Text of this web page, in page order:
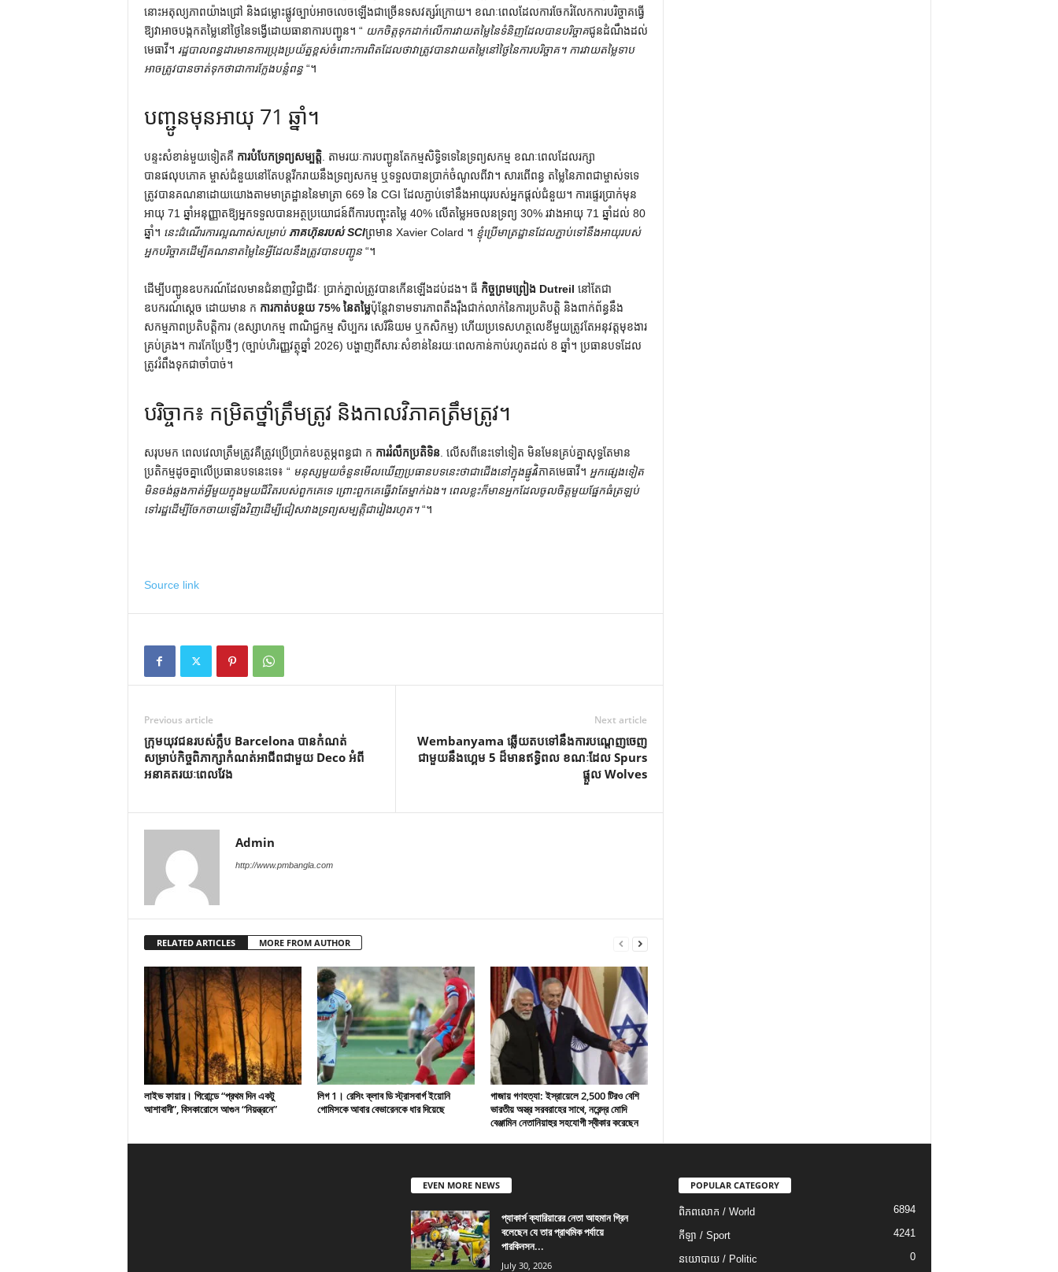
នោះអតុល្យភាពយ៉ាងជ្រៅ និងជម្លោះផ្លូវច្បាប់អាចលេចឡើងជាច្រើនទសវត្សរ៍ក្រោយ។ ខណៈ​ពេល​ដែល​ការ​ចែក​រំលែក​ការ​បរិច្ចាគ​ធ្វើ​
ឱ្យ​វា​អាច​បង្កក​តម្លៃ​នៅ​ថ្ងៃ​នៃ​ទង្វើ​ដោយ​ធានា​ការ​បញ្ជូន។ “ យកចិត្តទុកដាក់លើការវាយតម្លៃនៃទំនិញដែលបានបរិច្ចាគជូនដំណឹងដល់
មេធាវី។ រដ្ឋបាលពន្ធដារមានការប្រុងប្រយ័ត្នខ្ពស់ចំពោះការពិតដែលថាវាត្រូវបានវាយតម្លៃនៅថ្ងៃនៃការបរិច្ចាគ។ ការវាយតម្លៃទាប
អាចត្រូវបានចាត់ទុកថាជាការក្លែងបន្លំពន្ធ“។
បញ្ជូនមុនអាយុ 71 ឆ្នាំ។
បន្ទះសំខាន់មួយទៀតគឺ ការបំបែកទ្រព្យសម្បត្តិ . តាមរយៈការបញ្ជូនតែកម្មសិទ្ធិទទេនៃទ្រព្យសកម្ម ខណៈពេលដែលរក្សា
បានផលុបភោគ ម្ចាស់ជំនួយនៅតែបន្តរីករាយនឹងទ្រព្យសកម្ម ឬទទួលបានប្រាក់ចំណូលពីវា។ សារពើពន្ធ តម្លៃនៃភាពជាម្ចាស់ទទេ
ត្រូវបានគណនាដោយយោងតាមមាត្រដ្ឋាននៃមាត្រា 669 នៃ CGI ដែលភ្ជាប់ទៅនឹងអាយុរបស់អ្នកផ្តល់ជំនួយ។ ការផ្ទេរប្រាក់មុន
អាយុ 71 ឆ្នាំអនុញ្ញាតឱ្យអ្នកទទួលបានអត្ថប្រយោជន៍ពីការបញ្ចុះតម្លៃ 40% លើតម្លៃអចលនទ្រព្យ 30% រវាងអាយុ 71 ឆ្នាំដល់ 80
ឆ្នាំ។ នេះដំណើរការល្អណាស់សម្រាប់ភាគហ៊ុនរបស់ SCIព្រមាន Xavier Colard ។ ខ្ញុំប្រើមាត្រដ្ឋានដែលភ្ជាប់ទៅនឹងអាយុរបស់
អ្នកបរិច្ចាគដើម្បីគណនាតម្លៃនៃអ្វីដែលនឹងត្រូវបានបញ្ជូន“។
ដើម្បីបញ្ជូនឧបករណ៍ដែលមានជំនាញវិជ្ជាជីវៈ ប្រាក់ភ្នាល់ត្រូវបានកើនឡើងដប់ដង។ ធី កិច្ចព្រមព្រៀង Dutreil នៅតែជា
ឧបករណ៍ស្តេច ដោយមាន ក ការកាត់បន្ថយ 75% នៃតម្លៃប៉ុន្តែវាទាមទារភាពតឹងរ៉ឹងជាក់លាក់នៃការប្រតិបត្តិ និងពាក់ព័ន្ធនឹង
សកម្មភាពប្រតិបត្តិការ (ឧស្សាហកម្ម ពាណិជ្ជកម្ម សិប្បករ សេរីនិយម ឬកសិកម្ម) ហើយប្រទេសហត្ថលេខីមួយត្រូវតែអនុវត្តមុខងារ
គ្រប់គ្រង។ ការកែប្រែថ្មីៗ (ច្បាប់ហិរញ្ញវត្ថុឆ្នាំ 2026) បង្ហាញពីសារៈសំខាន់នៃរយៈពេលកាន់កាប់រហូតដល់ 8 ឆ្នាំ។ ប្រធានបទដែល
ត្រូវរំពឹងទុកជាចាំបាច់។
បរិច្ចាក៖ កម្រិតថ្នាំត្រឹមត្រូវ និងកាលវិភាគត្រឹមត្រូវ។
សរុបមក ពេលវេលាត្រឹមត្រូវគឺត្រូវប្រើប្រាក់ឧបត្ថម្ភពន្ធជា ក ការរំលឹកប្រតិទិន. លើសពីនេះទៅទៀត មិនមែនគ្រប់គ្នាសុទ្ធតែមាន
ប្រតិកម្មដូចគ្នាលើប្រធានបទនេះទេ៖ “ មនុស្សមួយចំនួនមើលឃើញប្រធានបទនេះថាជាជើងនៅក្នុងផ្នូរវិភាគមេធាវី។ អ្នក​ផ្សេង​ទៀត​
មិន​ចង់​ឆ្លង​កាត់​អ្វី​មួយ​ក្នុង​មួយ​ជីវិត​របស់​ពួក​គេ​ទេ ព្រោះ​ពួក​គេ​ធ្វើ​វា​តែ​ម្នាក់​ឯង។ ពេលខ្លះក៏មានអ្នកដែលចូលចិត្តមួយផ្នែកធំត្រឡប់
ទៅរដ្ឋដើម្បីចែកចាយឡើងវិញដើម្បីជៀសវាងទ្រព្យសម្បត្តិជារៀងរហូត។“។
Source link
Previous article
ក្រុមយុវជនរបស់ក្លឹប Barcelona បានកំណត់
សម្រាប់កិច្ចពិភាក្សាកំណត់អាជីពជាមួយ Deco អំពី
អនាគតរយៈពេលវែង
Next article
Wembanyama ឆ្លើយតបទៅនឹងការបណ្តេញចេញ
ជាមួយនឹងហ្គេម 5 ដ៏មានឥទ្ធិពល ខណៈដែល Spurs
ផ្តួល Wolves
Admin
http://www.pmbangla.com
RELATED ARTICLES MORE FROM AUTHOR
লাইভ ফায়ার। গিরোন্ডে “প্রথম দিন একটু
আশাবাদী”, বিসকারোসে আগুন “নিয়ন্ত্রনে”
লিগ 1। রেসিং ক্লাব ডি স্ট্রাসবার্গ ইয়োনি
গোমিসকে আবার বেভারেনকে ধার দিয়েছে
গাজায় গণহত্যা: ইস্রায়েলে 2,500 টিরও বেশি
ভারতীয় অস্ত্র সরবরাহের সাথে, নরেন্দ্র মোদি
বেঞ্জামিন নেতানিয়াহুর সহযোগী স্বীকার করেছেন
EVEN MORE NEWS
প্যাকার্স ক্যারিয়ারের নেতা আহমান গ্রিন
বলেছেন যে তার প্রাথমিক পর্যায়ে
পারকিনসন...
July 30, 2026
POPULAR CATEGORY
ពិភពលោក / World 6894
កីឡា / Sport 4241
នយោបាយ / Politic 0